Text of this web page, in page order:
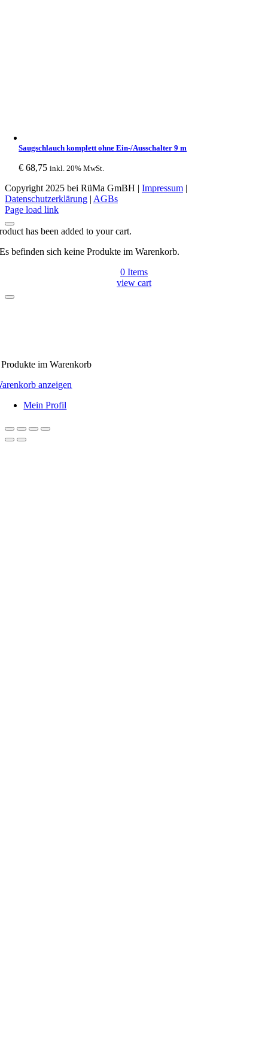
Saugschlauch komplett ohne Ein-/Ausschalter 9 m
€ 68,75 inkl. 20% MwSt.
Copyright 2025 bei RüMa GmBH | Impressum |
Datenschutzerklärung | AGBs
Facebook
Page load link
has been added to your cart.
Es befinden sich keine Produkte im Warenkorb.
0 Items
view cart
im Warenkorb
anzeigen
Mein Profil